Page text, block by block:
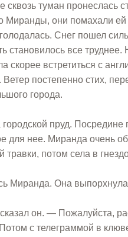
сквозь туман пронеслась
Миранды, они помахали
Снег пошел
становилось все
скорее встретиться с
Ветер постепенно стих,
города.
пруд.
для нее. Миранда очень
потом села в
Миранда. Она выпорхнула
он. — Пожалуйста,
с телеграммой в